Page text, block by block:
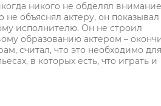
никого не обделял
объяснял актеру, он показывал
исполнителю. Он не строил
образованию актером –
считал, что это необходимо для
в которых есть, что играть и